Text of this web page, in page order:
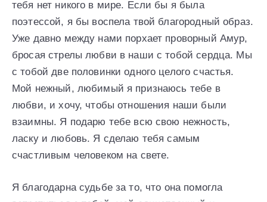
тебя нет никого в мире. Если бы я была
поэтессой, я бы воспела твой благородный образ.
Уже давно между нами порхает проворный Амур,
бросая стрелы любви в наши с тобой сердца. Мы
с тобой две половинки одного целого счастья.
Мой нежный, любимый я признаюсь тебе в
любви, и хочу, чтобы отношения наши были
взаимны. Я подарю тебе всю свою нежность,
ласку и любовь. Я сделаю тебя самым
счастливым человеком на свете.
Я благодарна судьбе за то, что она помогла